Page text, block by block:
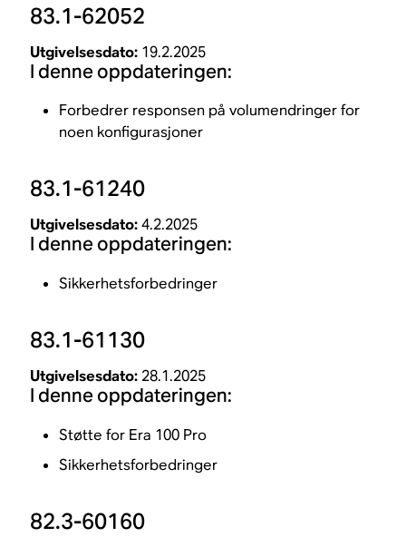
83.1-62052
Utgivelsesdato: 19.2.2025
I denne oppdateringen:
Forbedrer responsen på volumendringer for
noen konfigurasjoner
83.1-61240
Utgivelsesdato:4.2.2025
I denne oppdateringen:
Sikkerhetsforbedringer
83.1-61130
Utgivelsesdato: 28.1.2025
I denne oppdateringen:
Støtte for Era 100 Pro
Sikkerhetsforbedringer
82.3-60160